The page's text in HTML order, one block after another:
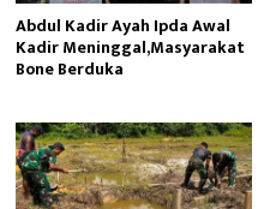
Abdul Kadir Ayah Ipda Awal
Kadir Meninggal,Masyarakat
Bone Berduka